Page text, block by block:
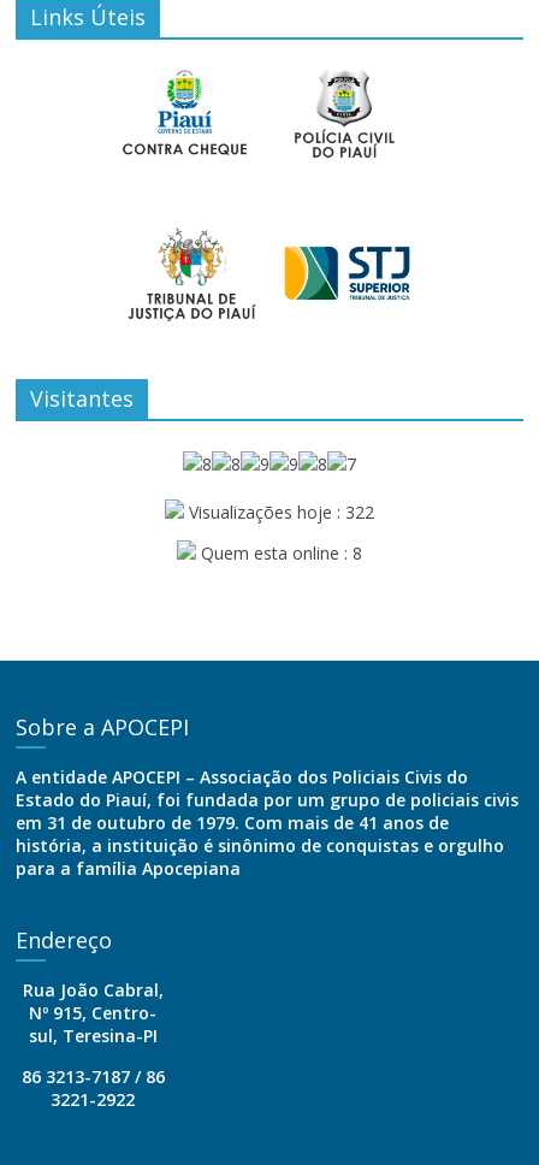
Links Úteis
Visitantes
Visualizações hoje : 322
Quem esta online : 8
Sobre a APOCEPI
A entidade APOCEPI – Associação dos Policiais Civis do
Estado do Piauí, foi fundada por um grupo de policiais civis
em 31 de outubro de 1979. Com mais de 41 anos de
história, a instituição é sinônimo de conquistas e orgulho
para a família Apocepiana
Endereço
Rua João Cabral,
Nº 915, Centro-
sul, Teresina-PI
86 3213-7187 / 86
3221-2922